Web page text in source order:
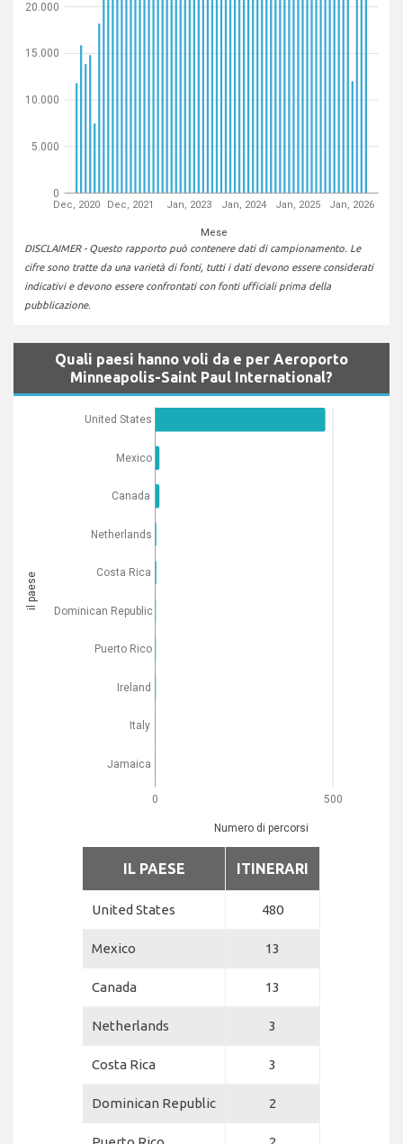
Dec, 2020 Dec, 2021 Jan, 2023 Jan, 2024 Jan, 2025 Jan, 2026
Mese
0
5.000
10.000
15.000
20.000
DISCLAIMER - Questo rapporto può contenere dati di campionamento. Le
cifre sono tratte da una varietà di fonti, tutti i dati devono essere considerati
indicativi e devono essere confrontati con fonti ufficiali prima della
pubblicazione.
Quali paesi hanno voli da e per Aeroporto
Minneapolis-Saint Paul International?
0 500
Numero di percorsi
United States
Mexico
Canada
Netherlands
Costa Rica
Dominican Republic
Puerto Rico
Ireland
Italy
Jamaica
il paese
IL PAESE ITINERARI
United States 480
Mexico 13
Canada 13
Netherlands 3
Costa Rica 3
Dominican Republic 2